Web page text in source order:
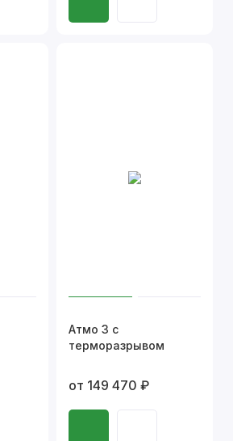
Атмо 3 с
терморазрывом
от 149 470 ₽